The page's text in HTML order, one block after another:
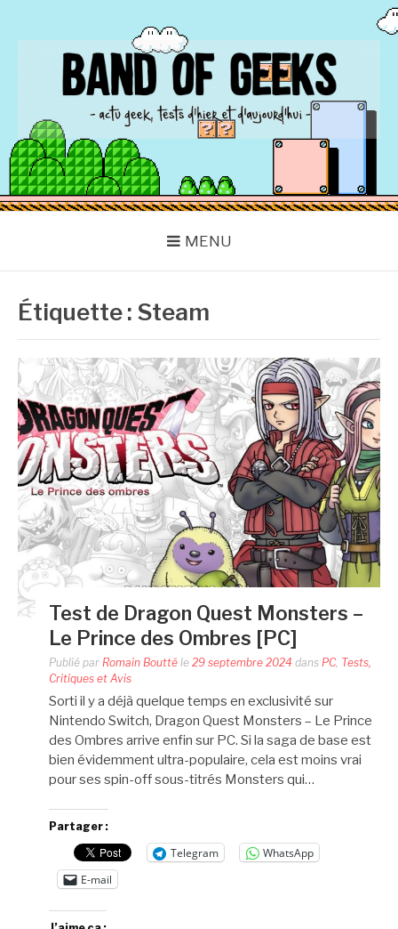
BAND OF GEEKS
Actu Geek d'hier et d'aujourd'hui
MENU
Étiquette : Steam
Test de Dragon Quest Monsters –
Le Prince des Ombres [PC]
Publié par Romain Boutté le 29 septembre 2024 dans PC, Tests,
Critiques et Avis
Sorti il y a déjà quelque temps en exclusivité sur
Nintendo Switch, Dragon Quest Monsters – Le Prince
des Ombres arrive enfin sur PC. Si la saga de base est
bien évidemment ultra-populaire, cela est moins vrai
pour ses spin-off sous-titrés Monsters qui…
Partager :
Telegram
WhatsApp
E-mail